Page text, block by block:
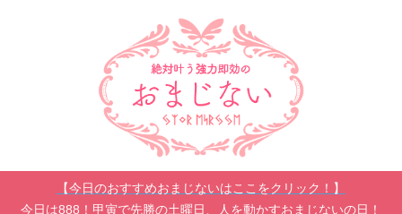
【今日のおすすめおまじないはここをクリック！】
今日は888！甲寅で先勝の土曜日、人を動かすおまじないの日！